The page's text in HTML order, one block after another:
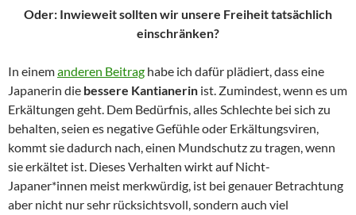
Oder: Inwieweit sollten wir unsere Freiheit tatsächlich
einschränken?
In einemanderen Beitrag habe ich dafür plädiert, dass eine
Japanerin die bessere Kantianerin ist. Zumindest, wenn es um
Erkältungen geht. Dem Bedürfnis, alles Schlechte bei sich zu
behalten, seien es negative Gefühle oder Erkältungsviren,
kommt sie dadurch nach, einen Mundschutz zu tragen, wenn
sie erkältet ist. Dieses Verhalten wirkt auf Nicht-
Japaner*innen meist merkwürdig, ist bei genauer Betrachtung
aber nicht nur sehr rücksichtsvoll, sondern auch viel